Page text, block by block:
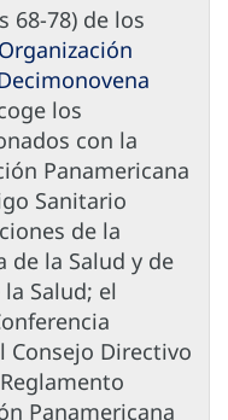
68-78) de los
los
con la
Panamericana
Sanitario
de la
de la Salud y de
Salud; el
Consejo Directivo
Panamericana